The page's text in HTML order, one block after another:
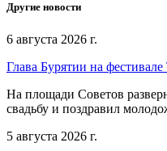
Другие новости
6 августа 2026 г.
Глава Бурятии на
На площади Советов
свадьбу и поздравил
5 августа 2026 г.